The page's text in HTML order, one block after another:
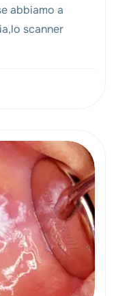
abbiamo a
scanner